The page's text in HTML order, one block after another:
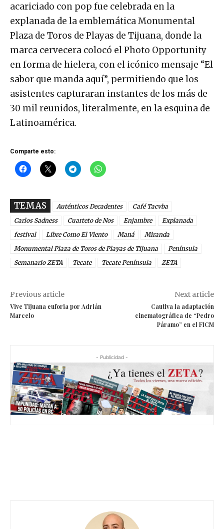
acariciado con pop fue celebrada en la
explanada de la emblemática Monumental
Plaza de Toros de Playas de Tijuana, donde la
marca cervecera colocó el Photo Opportunity
en forma de hielera, con el icónico mensaje “El
sabor que manda aquí”, permitiendo que los
asistentes capturaran instantes de los más de
30 mil reunidos, literalmente, en la esquina de
Latinoamérica.
Comparte esto:
TEMAS Auténticos Decadentes
Café Tacvba
Carlos Sadness
Cuarteto de Nos Enjambre
Explanada
festival
Libre Como El Viento Maná
Miranda
Monumental Plaza de Toros de Playas de Tijuana
Península
Semanario ZETA
Tecate Tecate Península ZETA
Previous article
Vive Tijuana euforia por Adrián
Marcelo
Next article
Cautiva la adaptación
cinematográfica de “Pedro
Páramo” en el FICM
- Publicidad -